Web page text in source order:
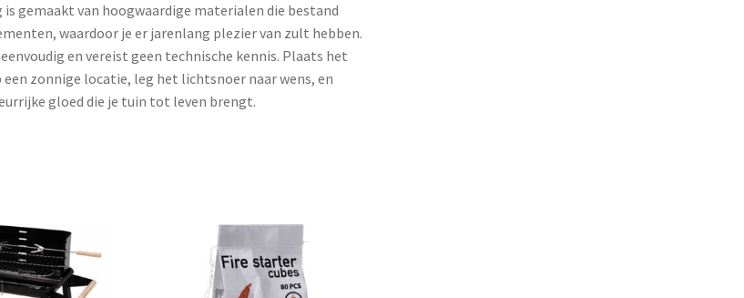
is gemaakt van hoogwaardige materialen die bestand
waardoor je er jarenlang plezier van zult hebben.
en vereist geen technische kennis. Plaats het
een zonnige locatie, leg het lichtsnoer naar wens, en
gloed die je tuin tot leven brengt.